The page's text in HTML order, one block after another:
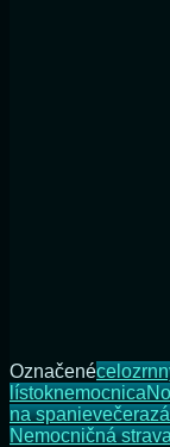
Označené
lístoknemocnica
na spanievečera
Nemocničná